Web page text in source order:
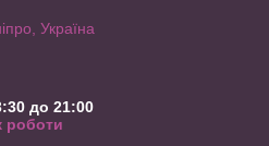
Україна
до 21:00
роботи